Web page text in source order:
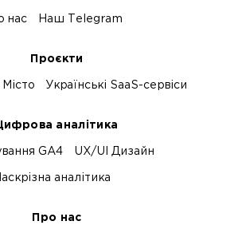
нас Наш Telegram
Проєкти
Українські SaaS-сервіси
аналітика
GA4 UX/UI Дизайн
аналітика
Про нас